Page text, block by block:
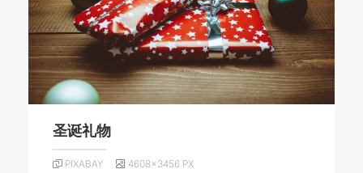
圣诞礼物
PIXABAY 4608×3456 PX